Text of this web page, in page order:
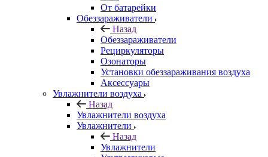
От батарейки
Обеззараживатели
Назад
Обеззараживатели
Рециркуляторы
Озонаторы
Установки обеззараживания воздуха
Аксессуары
Увлажнители воздуха
Назад
Увлажнители воздуха
Увлажнители
Назад
Увлажнители